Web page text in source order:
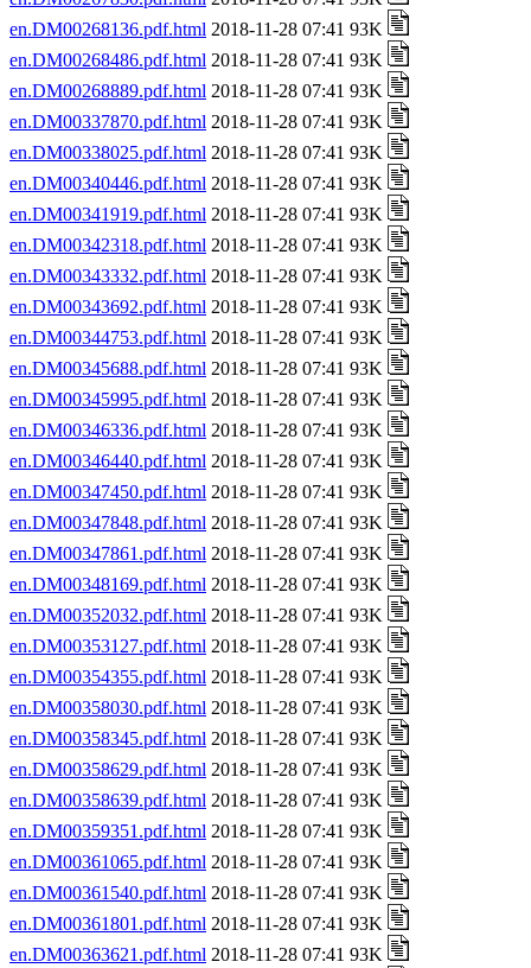
en.DM00268136.pdf.html 2018-11-28 07:41 93K
en.DM00268486.pdf.html 2018-11-28 07:41 93K
en.DM00268889.pdf.html 2018-11-28 07:41 93K
en.DM00337870.pdf.html 2018-11-28 07:41 93K
en.DM00338025.pdf.html 2018-11-28 07:41 93K
en.DM00340446.pdf.html 2018-11-28 07:41 93K
en.DM00341919.pdf.html 2018-11-28 07:41 93K
en.DM00342318.pdf.html 2018-11-28 07:41 93K
en.DM00343332.pdf.html 2018-11-28 07:41 93K
en.DM00343692.pdf.html 2018-11-28 07:41 93K
en.DM00344753.pdf.html 2018-11-28 07:41 93K
en.DM00345688.pdf.html 2018-11-28 07:41 93K
en.DM00345995.pdf.html 2018-11-28 07:41 93K
en.DM00346336.pdf.html 2018-11-28 07:41 93K
en.DM00346440.pdf.html 2018-11-28 07:41 93K
en.DM00347450.pdf.html 2018-11-28 07:41 93K
en.DM00347848.pdf.html 2018-11-28 07:41 93K
en.DM00347861.pdf.html 2018-11-28 07:41 93K
en.DM00348169.pdf.html 2018-11-28 07:41 93K
en.DM00352032.pdf.html 2018-11-28 07:41 93K
en.DM00353127.pdf.html 2018-11-28 07:41 93K
en.DM00354355.pdf.html 2018-11-28 07:41 93K
en.DM00358030.pdf.html 2018-11-28 07:41 93K
en.DM00358345.pdf.html 2018-11-28 07:41 93K
en.DM00358629.pdf.html 2018-11-28 07:41 93K
en.DM00358639.pdf.html 2018-11-28 07:41 93K
en.DM00359351.pdf.html 2018-11-28 07:41 93K
en.DM00361065.pdf.html 2018-11-28 07:41 93K
en.DM00361540.pdf.html 2018-11-28 07:41 93K
en.DM00361801.pdf.html 2018-11-28 07:41 93K
en.DM00363621.pdf.html 2018-11-28 07:41 93K